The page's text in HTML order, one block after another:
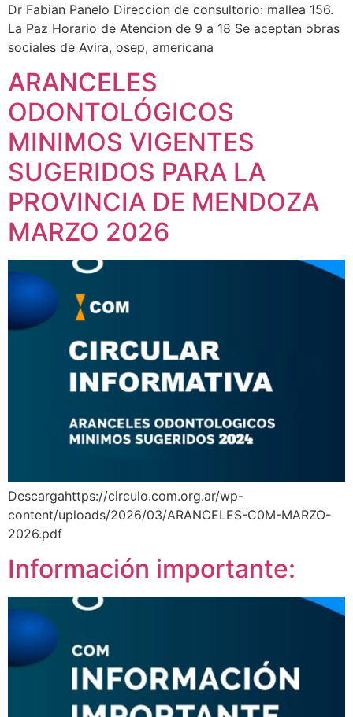
Dr Fabian Panelo Direccion de consultorio: mallea 156.
La Paz Horario de Atencion de 9 a 18 Se aceptan obras
sociales de Avira, osep, americana
ARANCELES
ODONTOLÓGICOS
MINIMOS VIGENTES
SUGERIDOS PARA LA
PROVINCIA DE MENDOZA
MARZO 2026
Descargahttps://circulo.com.org.ar/wp-
content/uploads/2026/03/ARANCELES-C0M-MARZO-
2026.pdf
Información importante: